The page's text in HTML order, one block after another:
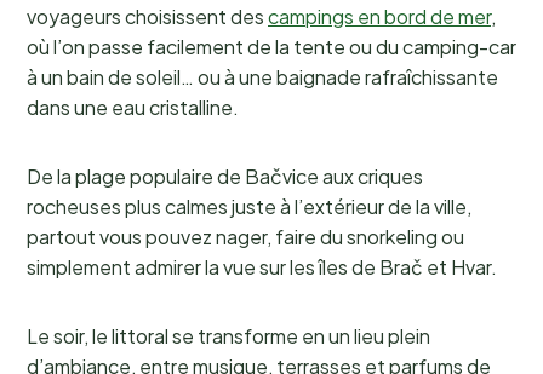
voyageurs choisissent descampings en bord de mer,
où l’on passe facilement de la tente ou du camping-car
à un bain de soleil… ou à une baignade rafraîchissante
dans une eau cristalline.
De la plage populaire de Bačvice aux criques
rocheuses plus calmes juste à l’extérieur de la ville,
partout vous pouvez nager, faire du snorkeling ou
simplement admirer la vue sur les îles de Brač et Hvar.
Le soir, le littoral se transforme en un lieu plein
d’ambiance, entre musique, terrasses et parfums de